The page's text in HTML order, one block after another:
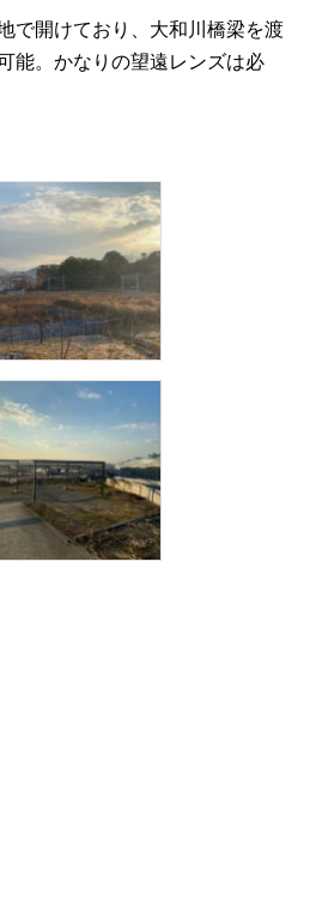
で開けており、大和川橋梁を渡
能。かなりの望遠レンズは必